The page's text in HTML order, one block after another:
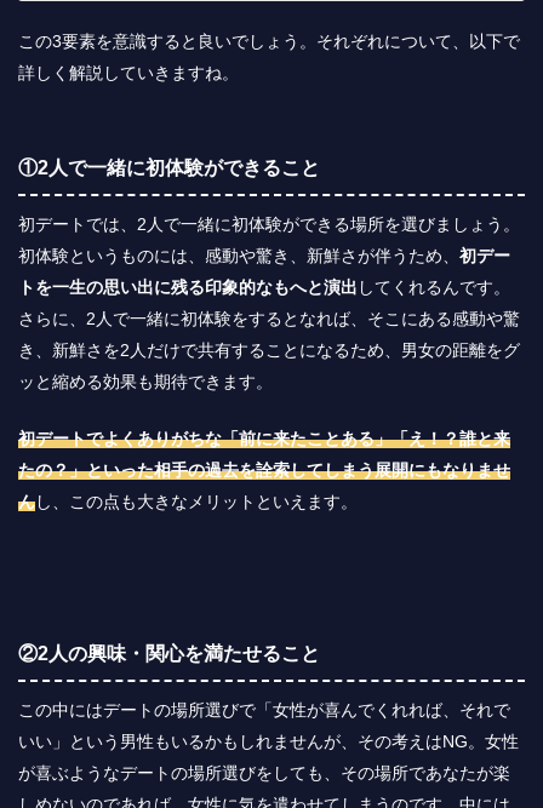
この3要素を意識すると良いでしょう。それぞれについて、以下で
詳しく解説していきますね。
①2人で一緒に初体験ができること
初デートでは、2人で一緒に初体験ができる場所を選びましょう。
初体験というものには、感動や驚き、新鮮さが伴うため、 初デー
トを一生の思い出に残る印象的なもへと演出 してくれるんです。
さらに、2人で一緒に初体験をするとなれば、そこにある感動や驚
き、新鮮さを2人だけで共有することになるため、男女の距離をグ
ッと縮める効果も期待できます。
初デートでよくありがちな「前に来たことある」「え！？誰と来
たの？」といった相手の過去を詮索してしまう展開にもなりませ
ん し、この点も大きなメリットといえます。
②2人の興味・関心を満たせること
この中にはデートの場所選びで「女性が喜んでくれれば、それで
いい」という男性もいるかもしれませんが、その考えはNG。女性
が喜ぶようなデートの場所選びをしても、その場所であなたが楽